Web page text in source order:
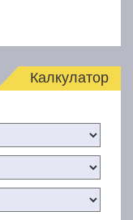
Калкулатор